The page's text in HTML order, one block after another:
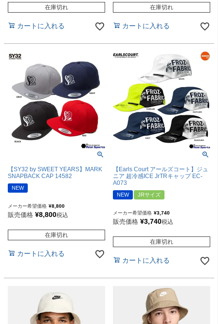
在庫切れ
カートに入れる
在庫切れ
カートに入れる
【SY32 by SWEET YEARS】MARK
SNAPBACK CAP 14582
NEW
メーカー希望価格 ¥8,800
販売価格 ¥8,800税込
在庫切れ
カートに入れる
【Earls Court アールズコート】ジュ
ニア 超冷感ICE JrTRキャップ EC-
A073
NEW JRサイズ
メーカー希望価格 ¥3,740
販売価格 ¥3,740税込
在庫切れ
カートに入れる